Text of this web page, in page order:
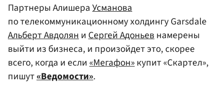
Партнеры АлишераУсманова
по телекоммуникационному холдингу Garsdale
Альберт АвдоляниСергей Адоньевнамерены
выйти из бизнеса, и произойдет это, скорее
всего, когда и если«Мегафон»купит «Скартел»,
пишут«Ведомости».